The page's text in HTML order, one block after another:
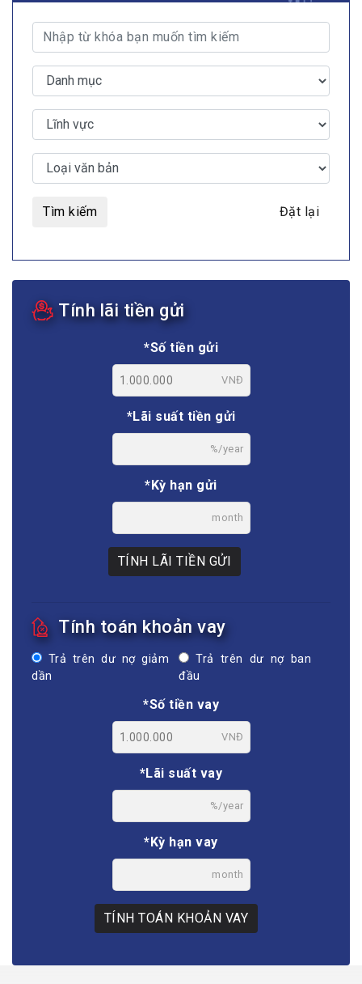
Tìm kiếm Đặt lại
Tính lãi tiền gửi
*Số tiền gửi
VNĐ
*Lãi suất tiền gửi
%/year
*Kỳ hạn gửi
month
TÍNH LÃI TIỀN GỬI
Tính toán khoản vay
Trả trên dư nợ giảm
dần
Trả trên dư nợ ban
đầu
*Số tiền vay
VNĐ
*Lãi suất vay
%/year
*Kỳ hạn vay
month
TÍNH TOÁN KHOẢN VAY